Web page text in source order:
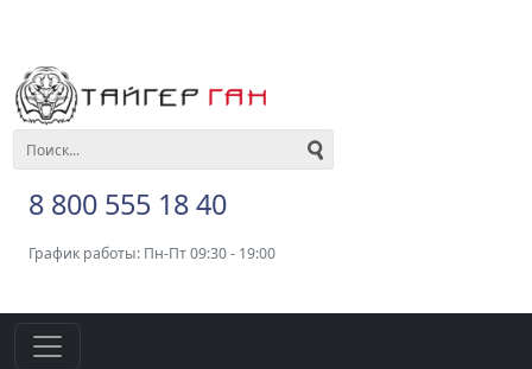
8 800 555 18 40
График работы: Пн-Пт 09:30 - 19:00